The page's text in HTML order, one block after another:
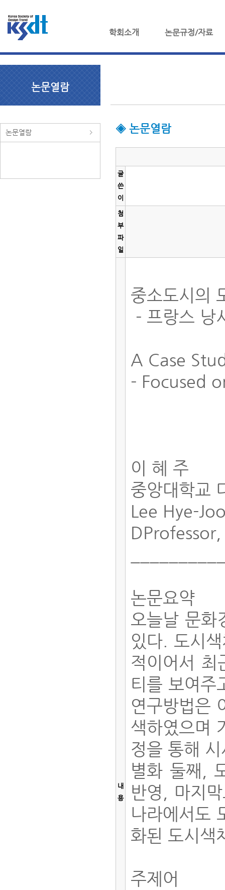
학회소개 논문규정/자료
논문열람
논문열람 ◈ 논문열람
글
쓴
이
첨
부
파
일
내
용
중소도시의
- 프랑스
A Case
- Focused
이 혜 주
중앙대학교
Lee Hye-
논문요약
오늘날 문화
있다. 도시
적이어서 최
티를 보여
연구방법은
색하였으며
정을 통해
별화 둘째,
반영, 마지
나라에서도
화된 도시색
주제어